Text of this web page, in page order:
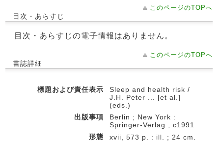
このページのTOPへ
目次・あらすじ
目次・あらすじの電子情報はありません。
このページのTOPへ
書誌詳細
標題および責任表示
Sleep and health risk /
J.H. Peter ... [et al.]
(eds.)
出版事項
Berlin ; New York :
Springer-Verlag , c1991
形態
xvii, 573 p. : ill. ; 24 cm.